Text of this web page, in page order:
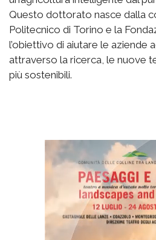
Questo dottorato nasce dalla
Politecnico di Torino e la
l’obiettivo di aiutare le aziende
attraverso la ricerca, le nuove
più sostenibili.